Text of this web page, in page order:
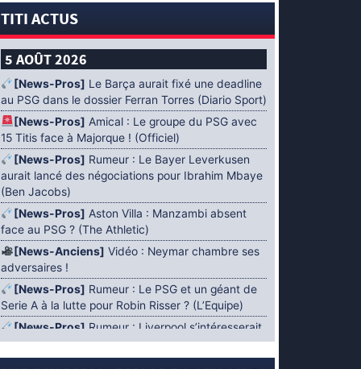
TITI ACTUS
5 AOÛT 2026
[News-Pros] Le Barça aurait fixé une deadline
au PSG dans le dossier Ferran Torres (Diario Sport)
[News-Pros] Amical : Le groupe du PSG avec
15 Titis face à Majorque ! (Officiel)
[News-Pros] Rumeur : Le Bayer Leverkusen
aurait lancé des négociations pour Ibrahim Mbaye
(Ben Jacobs)
[News-Pros] Aston Villa : Manzambi absent
face au PSG ? (The Athletic)
[News-Anciens] Vidéo : Neymar chambre ses
adversaires !
[News-Pros] Rumeur : Le PSG et un géant de
Serie A à la lutte pour Robin Risser ? (L’Equipe)
[News-Pros] Rumeur : Liverpool s’intéresserait
à Ibrahim Mbaye en plus de Bradley Barcola
(Fabrizio Romano)